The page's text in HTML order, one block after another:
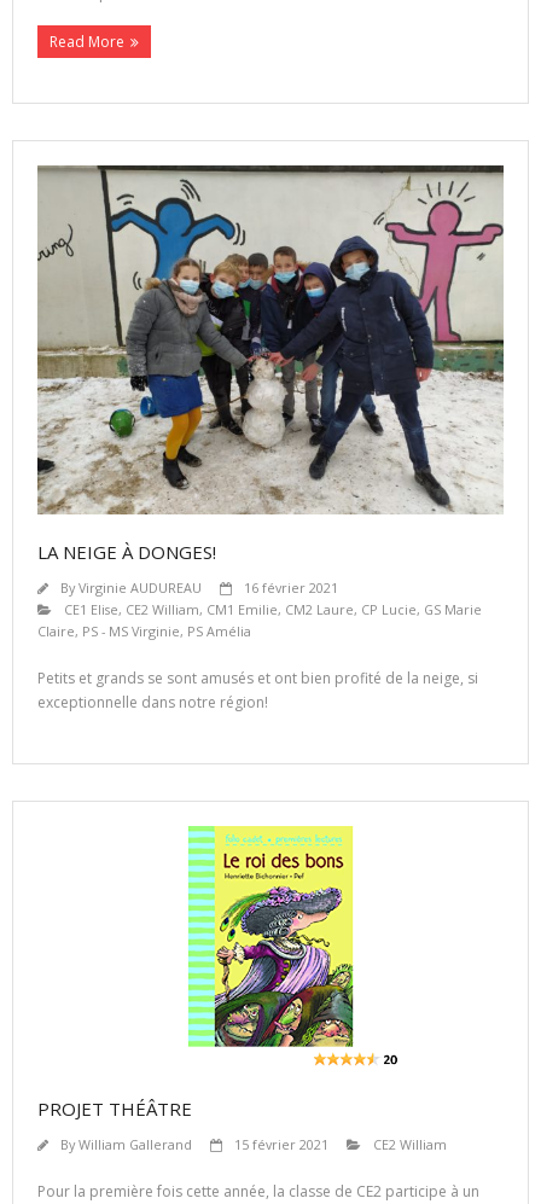
Read More
LA NEIGE À DONGES!
ByVirginie AUDUREAU
16 février 2021
CE1 Elise, CE2 William, CM1 Emilie, CM2 Laure, CP Lucie, GS Marie
Claire, PS - MS Virginie, PS Amélia
Petits et grands se sont amusés et ont bien profité de la neige, si
exceptionnelle dans notre région!
PROJET THÉÂTRE
ByWilliam Gallerand 15 février 2021 CE2 William
Pour la première fois cette année, la classe de CE2 participe à un